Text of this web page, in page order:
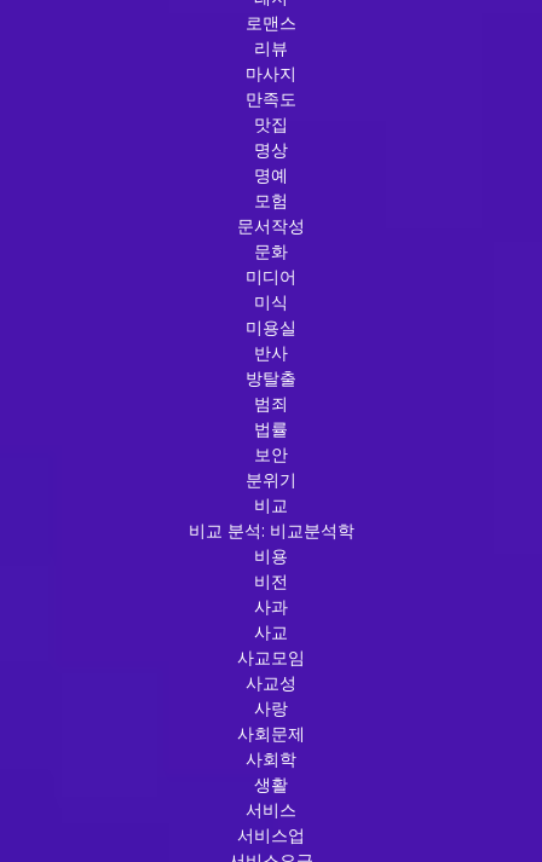
로맨스
리뷰
마사지
만족도
맛집
명상
명예
모험
문서작성
문화
미디어
미식
미용실
반사
방탈출
범죄
법률
보안
분위기
비교
비교 분석: 비교분석학
비용
비전
사과
사교
사교모임
사교성
사랑
사회문제
사회학
생활
서비스
서비스업